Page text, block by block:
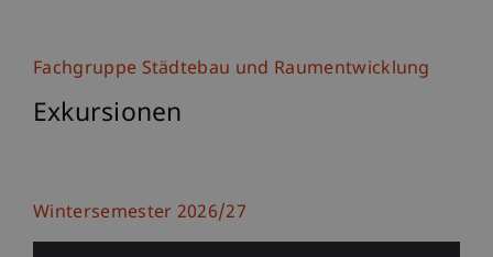
Fachgruppe Städtebau und Raumentwicklung
Exkursionen
Wintersemester 2026/27